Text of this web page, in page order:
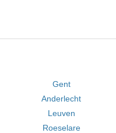
Gent
Anderlecht
Leuven
Roeselare